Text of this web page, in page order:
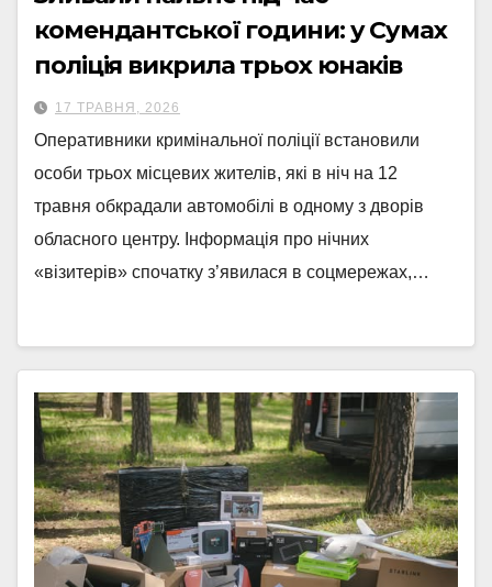
комендантської години: у Сумах
поліція викрила трьох юнаків
17 ТРАВНЯ, 2026
Оперативники кримінальної поліції встановили
особи трьох місцевих жителів, які в ніч на 12
травня обкрадали автомобілі в одному з дворів
обласного центру. Інформація про нічних
«візитерів» спочатку з’явилася в соцмережах,…